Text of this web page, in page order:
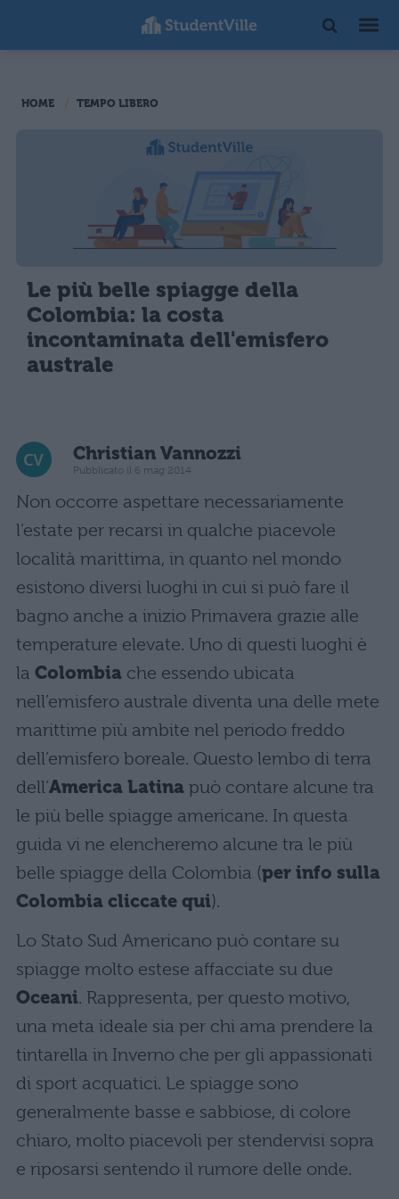
HOME TEMPO LIBERO
Le più belle spiagge della
Colombia: la costa
incontaminata dell'emisfero
australe
Christian Vannozzi
Pubblicato il 6 mag 2014
Non occorre aspettare necessariamente
l’estate per recarsi in qualche piacevole
località marittima, in quanto nel mondo
esistono diversi luoghi in cui si può fare il
bagno anche a inizio Primavera grazie alle
temperature elevate. Uno di questi luoghi è
la Colombia che essendo ubicata
nell’emisfero australe diventa una delle mete
marittime più ambite nel periodo freddo
dell’emisfero boreale. Questo lembo di terra
dell’America Latina può contare alcune tra
le più belle spiagge americane. In questa
guida vi ne elencheremo alcune tra le più
belle spiagge della Colombia (per info sulla
Colombia cliccate qui).
Lo Stato Sud Americano può contare su
spiagge molto estese affacciate su due
Oceani. Rappresenta, per questo motivo,
una meta ideale sia per chi ama prendere la
tintarella in Inverno che per gli appassionati
di sport acquatici. Le spiagge sono
generalmente basse e sabbiose, di colore
chiaro, molto piacevoli per stendervisi sopra
e riposarsi sentendo il rumore delle onde.